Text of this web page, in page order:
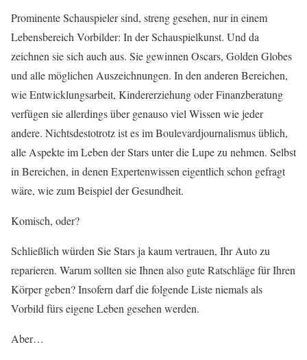
Prominente Schauspieler sind, streng gesehen, nur in einem
Lebensbereich Vorbilder: In der Schauspielkunst. Und da
zeichnen sie sich auch aus. Sie gewinnen Oscars, Golden Globes
und alle möglichen Auszeichnungen. In den anderen Bereichen,
wie Entwicklungsarbeit, Kindererziehung oder Finanzberatung
verfügen sie allerdings über genauso viel Wissen wie jeder
andere. Nichtsdestotrotz ist es im Boulevardjournalismus üblich,
alle Aspekte im Leben der Stars unter die Lupe zu nehmen. Selbst
in Bereichen, in denen Expertenwissen eigentlich schon gefragt
wäre, wie zum Beispiel der Gesundheit.
Komisch, oder?
Schließlich würden Sie Stars ja kaum vertrauen, Ihr Auto zu
reparieren. Warum sollten sie Ihnen also gute Ratschläge für Ihren
Körper geben? Insofern darf die folgende Liste niemals als
Vorbild fürs eigene Leben gesehen werden.
Aber…